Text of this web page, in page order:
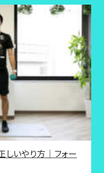
しいやり方｜フォー